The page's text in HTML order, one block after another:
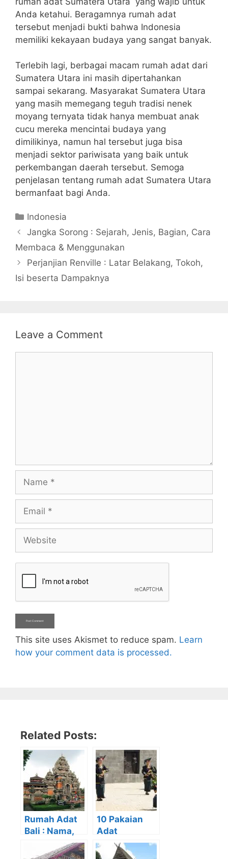
Anda ketahui. Beragamnya rumah adat
tersebut menjadi bukti bahwa Indonesia
memiliki kekayaan budaya yang sangat banyak.
Terlebih lagi, berbagai macam rumah adat dari
Sumatera Utara ini masih dipertahankan
sampai sekarang. Masyarakat Sumatera Utara
yang masih memegang teguh tradisi nenek
moyang ternyata tidak hanya membuat anak
cucu mereka mencintai budaya yang
dimilikinya, namun hal tersebut juga bisa
menjadi sektor pariwisata yang baik untuk
perkembangan daerah tersebut. Semoga
penjelasan tentang rumah adat Sumatera Utara
bermanfaat bagi Anda.
Categories
Indonesia
Jangka Sorong : Sejarah, Jenis, Bagian, Cara
Membaca & Menggunakan
Perjanjian Renville : Latar Belakang, Tokoh,
Isi beserta Dampaknya
Leave a Comment
Name
Email
Website
This site uses Akismet to reduce spam. Learn
how your comment data is processed.
Related Posts:
Rumah Adat
Bali : Nama,
Unsur,
10 Pakaian
Adat
Sumatera
Utara beserta